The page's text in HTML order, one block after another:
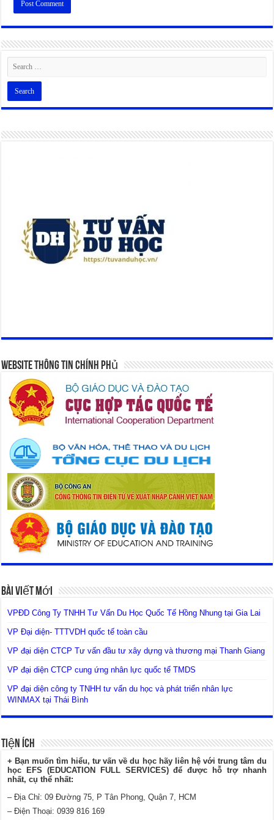
Alternative:
Website Thông Tin Chính Phủ
Bài Viết Mới
VPĐD Công Ty TNHH Tư Vấn Du Học Quốc Tế Hồng Nhung tại Gia Lai
VP Đại diện- TTTVDH quốc tế toàn cầu
VP đại diện CTCP Tư vấn đầu tư xây dựng và thương mại Thanh Giang
VP đại diện CTCP cung ứng nhân lực quốc tế TMDS
VP đại diện công ty TNHH tư vấn du học và phát triển nhân lực
WINMAX tại Thái Bình
Tiện Ích
+ Bạn muốn tìm hiểu, tư vấn về du học hãy liên hệ với trung tâm du
học EFS (EDUCATION FULL SERVICES) để được hỗ trợ nhanh
nhất, cụ thể nhất:
– Địa Chỉ: 09 Đường 75, P Tân Phong, Quận 7, HCM
– Điện Thoại: 0939 816 169